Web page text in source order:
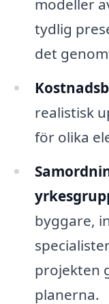
modeller
tydlig
det
realistisk
för olika
byggare,
projekten
planerna.